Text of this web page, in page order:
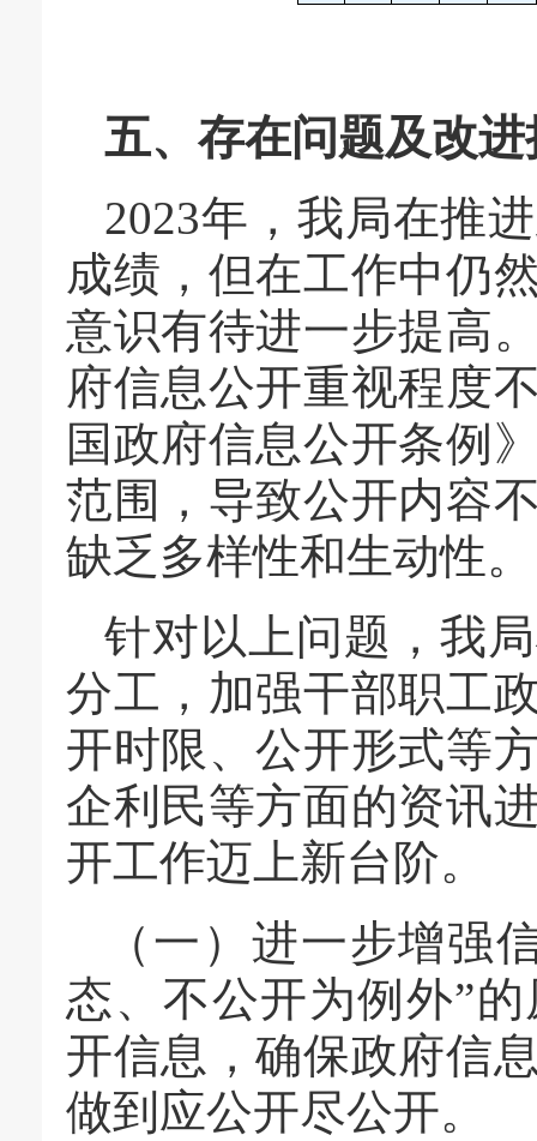
五、存在问题及改进
2023年，我局在推
成绩，但在工作中仍
意识有待进一步提高
府信息公开重视程度
国政府信息公开条例
范围，导致公开内容
缺乏多样性和生动性。
针对以上问题，我
分工，加强干部职工
开时限、公开形式等
企利民等方面的资讯
开工作迈上新台阶。
（一）进一步增强
态、不公开为例外”
开信息，确保政府信
做到应公开尽公开。